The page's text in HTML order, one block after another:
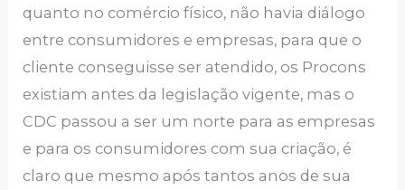
quanto no comércio físico, não havia diálogo
entre consumidores e empresas, para que o
cliente conseguisse ser atendido, os Procons
existiam antes da legislação vigente, mas o
CDC passou a ser um norte para as empresas
e para os consumidores com sua criação, é
claro que mesmo após tantos anos de sua